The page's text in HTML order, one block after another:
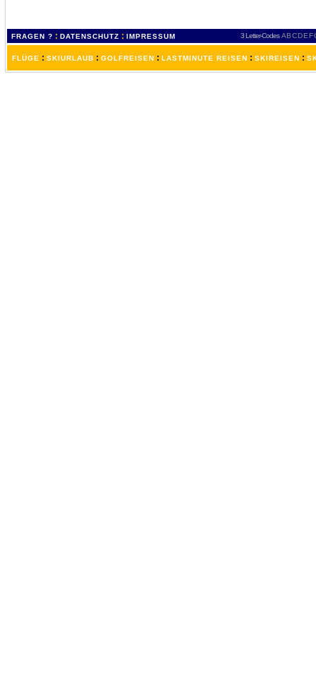
FRAGEN ? : DATENSCHUTZ : IMPRESSUM 3 Letter-Codes ABCDEF
FLÜGE : SKIURLAUB : GOLFREISEN : LASTMINUTE REISEN : SKIREISEN :